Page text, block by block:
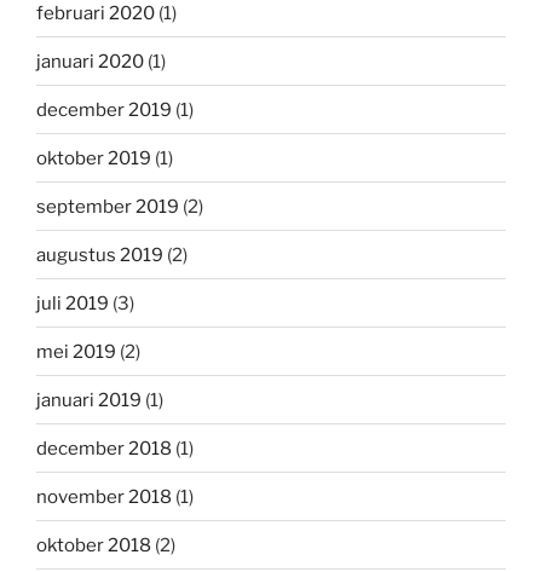
februari 2020 (1)
januari 2020 (1)
december 2019 (1)
oktober 2019 (1)
september 2019 (2)
augustus 2019 (2)
juli 2019 (3)
mei 2019 (2)
januari 2019 (1)
december 2018 (1)
november 2018 (1)
oktober 2018 (2)